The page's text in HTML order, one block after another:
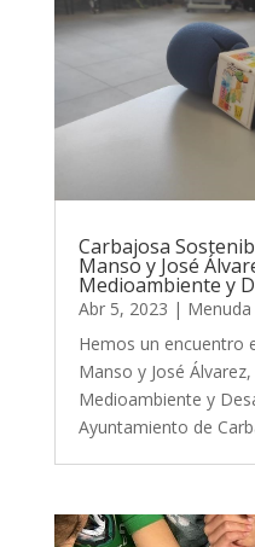
Carbajosa
Manso y José
Medioambiente y
Abr 5, 2023 |
Hemos un encuentro
Manso y José
Medioambiente y
Ayuntamiento de